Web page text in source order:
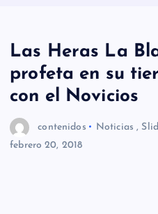
Las Heras La
profeta en su
con el Novicios
contenidos Noticias ,
febrero 20, 2018